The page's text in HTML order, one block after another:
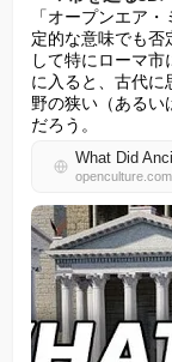
「オープンエア
定的な意味でも否
して特にローマ
に入ると、古代に
野の狭い（あるい
だろう。
openculture.com